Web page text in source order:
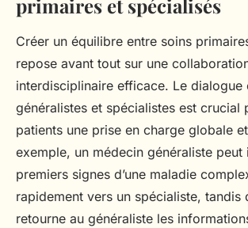
primaires et spécialisés
Créer un équilibre entre soins
repose avant tout sur une
interdisciplinaire efficace. Le dialogue
généralistes et spécialistes est crucial
patients une prise en charge globale
exemple, un médecin généraliste peut
premiers signes d’une maladie
rapidement vers un spécialiste, tandis
retourne au généraliste les